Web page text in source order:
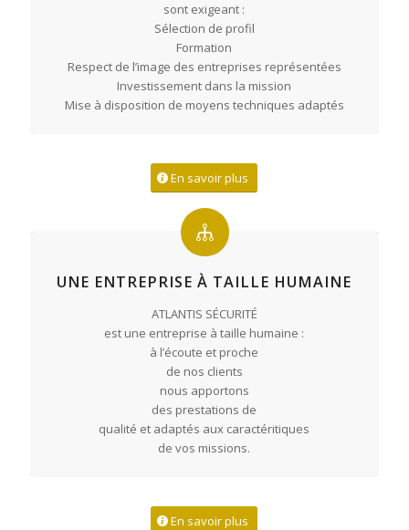
sont exigeant :
Sélection de profil
Formation
Respect de l’image des entreprises représentées
Investissement dans la mission
Mise à disposition de moyens techniques adaptés
En savoir plus
UNE ENTREPRISE À TAILLE HUMAINE
ATLANTIS SÉCURITÉ
est une entreprise à taille humaine :
à l’écoute et proche
de nos clients
nous apportons
des prestations de
qualité et adaptés aux caractéritiques
de vos missions.
En savoir plus